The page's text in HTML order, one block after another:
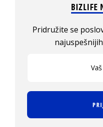
BIZLIFE
Pridružite se